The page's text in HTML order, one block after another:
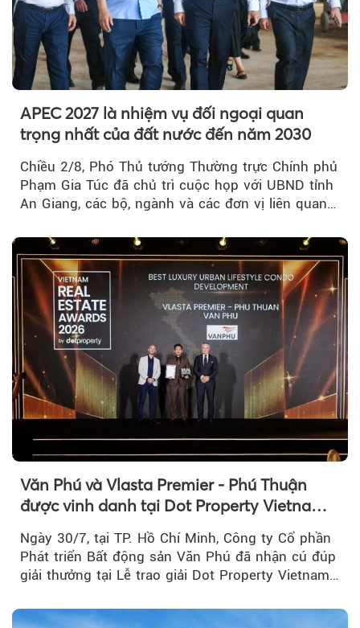
APEC 2027 là nhiệm vụ đối ngoại quan
trọng nhất của đất nước đến năm 2030
Chiều 2/8, Phó Thủ tướng Thường trực Chính phủ
Phạm Gia Túc đã chủ trì cuộc họp với UBND tỉnh
An Giang, các bộ, ngành và các đơn vị liên quan
Văn Phú và Vlasta Premier - Phú Thuận
được vinh danh tại Dot Property Vietnam
Ngày 30/7, tại TP. Hồ Chí Minh, Công ty Cổ phần
Phát triển Bất động sản Văn Phú đã nhận cú đúp
giải thưởng tại Lễ trao giải Dot Property Vietnam